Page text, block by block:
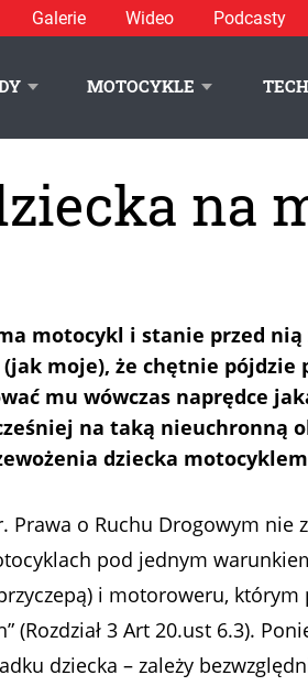
Galerie Wideo Podcasty
MOTOCYKLE
na
motocykl i stanie przed
moje), że chętnie pójdzie
mu wówczas naprędce
na taką nieuchronną
dziecka
Prawa o Ruchu Drogowym nie
pod jednym
i motoroweru, którym
3 Art 20.ust 6.3).
dziecka – zależy